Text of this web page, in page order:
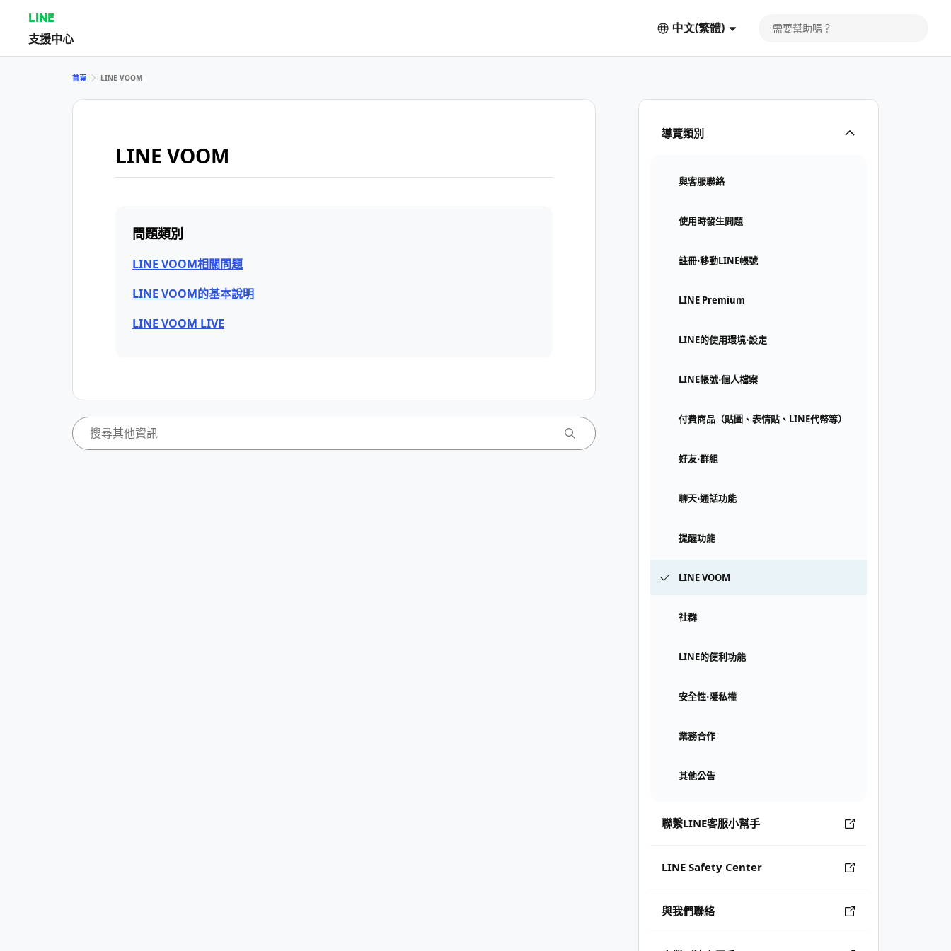
LINE
支援中心
中文(繁體)
導覽類別
與客服聯絡
使用時發生問題
註冊⋅移動LINE帳號
LINE Premium
LINE的使用環境⋅設定
LINE帳號⋅個人檔案
付費商品（貼圖、表情貼、LINE代幣等）
好友⋅群組
聊天⋅通話功能
提醒功能
LINE VOOM
社群
LINE的便利功能
安全性⋅隱私權
業務合作
其他公告
聯繫LINE客服小幫手
LINE Safety Center
與我們聯絡
首頁 LINE VOOM
LINE VOOM
問題類別
LINE VOOM相關問題
LINE VOOM的基本說明
LINE VOOM LIVE